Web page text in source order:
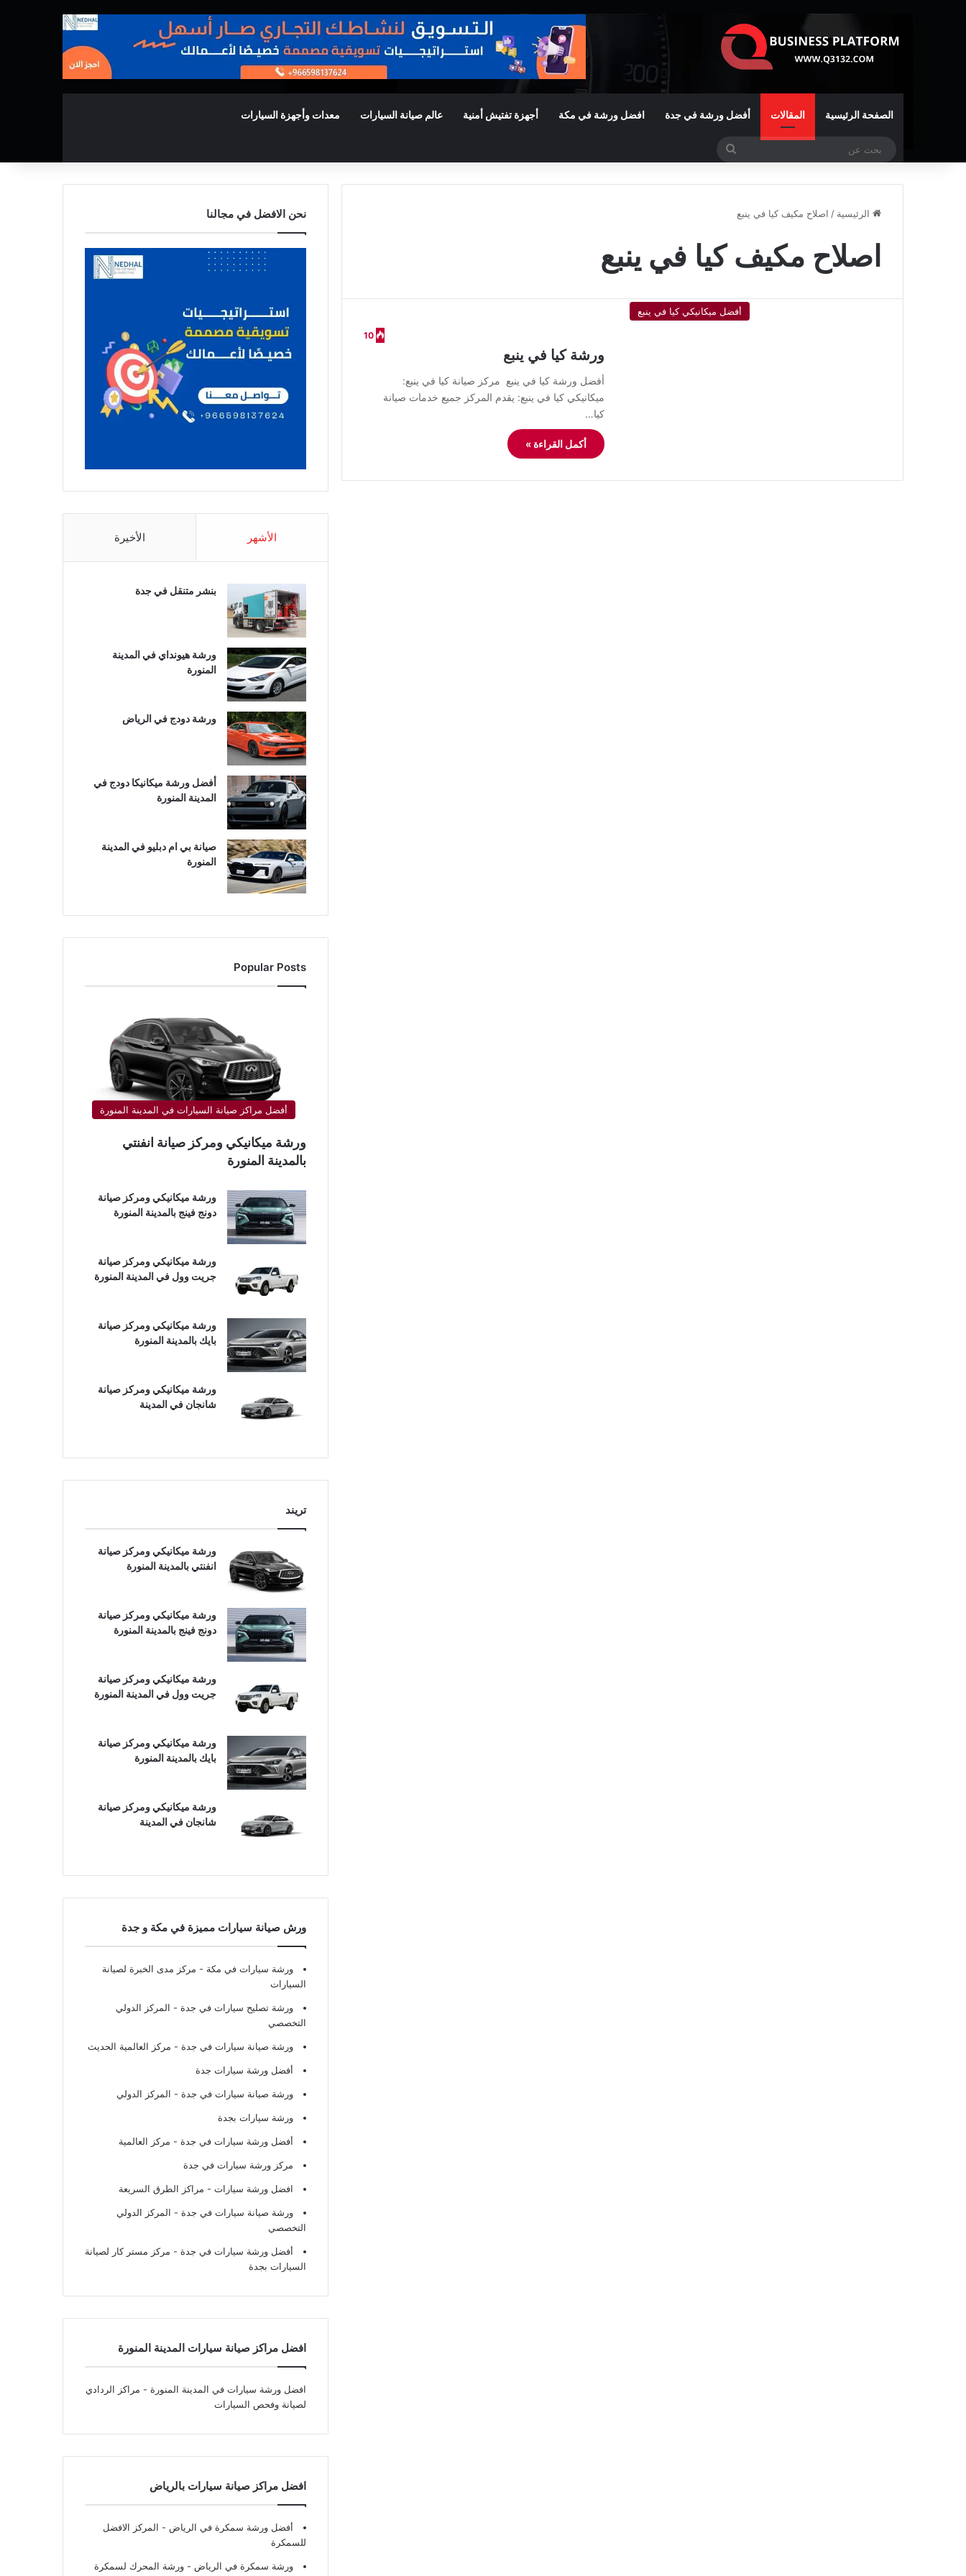
الصفحة الرئيسية المقالات أفضل ورشة في جدة افضل ورشة في مكة أجهزة تفتيش أمنية عالم صيانة السيارات معدات وأجهزة السيارات
الرئيسية / اصلاح مكيف كيا في ينبع
اصلاح مكيف كيا في ينبع
أفضل ميكانيكي كيا في ينبع
10
ورشة كيا في ينبع
أفضل ورشة كيا في ينبع مركز صيانة كيا في ينبع:
ميكانيكي كيا في ينبع: يقدم المركز جميع خدمات صيانة
كيا…
أكمل القراءة »
نحن الافضل في مجالنا
الأشهر الأخيرة
بنشر متنقل في جدة
ورشة هيونداي في المدينة
المنورة
ورشة دودج في الرياض
أفضل ورشة ميكانيكا دودج في
المدينة المنورة
صيانة بي ام دبليو في المدينة
المنورة
Popular Posts
أفضل مراكز صيانة السيارات في المدينة المنورة
ورشة ميكانيكي ومركز صيانة انفنتي
بالمدينة المنورة
ورشة ميكانيكي ومركز صيانة
دونج فينج بالمدينة المنورة
ورشة ميكانيكي ومركز صيانة
جريت وول في المدينة المنورة
ورشة ميكانيكي ومركز صيانة
بايك بالمدينة المنورة
ورشة ميكانيكي ومركز صيانة
شانجان في المدينة
تريند
ورشة ميكانيكي ومركز صيانة
انفنتي بالمدينة المنورة
ورشة ميكانيكي ومركز صيانة
دونج فينج بالمدينة المنورة
ورشة ميكانيكي ومركز صيانة
جريت وول في المدينة المنورة
ورشة ميكانيكي ومركز صيانة
بايك بالمدينة المنورة
ورشة ميكانيكي ومركز صيانة
شانجان في المدينة
ورش صيانة سيارات مميزة في مكة و جدة
ورشة سيارات في مكة - مركز مدى الخبرة لصيانة
السيارات
ورشة تصليح سيارات في جدة - المركز الدولي
التخصصي
ورشة صيانة سيارات في جدة - مركز العالمية الحديث
أفضل ورشة سيارات جدة
ورشة صيانة سيارات في جدة - المركز الدولي
ورشة سيارات بجدة
أفضل ورشة سيارات في جدة - مركز العالمية
مركز ورشة سيارات في جدة
افضل ورشة سيارات - مراكز الطرق السريعة
ورشة صيانة سيارات في جدة - المركز الدولي
التخصصي
أفضل ورشة سيارات في جدة - مركز مستر كار لصيانة
السيارات بجدة
افضل مراكز صيانة سيارات المدينة المنورة
افضل ورشة سيارات في المدينة المنورة - مراكز الردادي
لصيانة وفحص السيارات
افضل مراكز صيانة سيارات بالرياض
أفضل ورشة سمكرة في الرياض - المركز الافضل
للسمكرة
ورشة سمكرة في الرياض - ورشة المحرك لسمكرة